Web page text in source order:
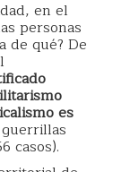
en el
personas
de qué? De
es
casos).